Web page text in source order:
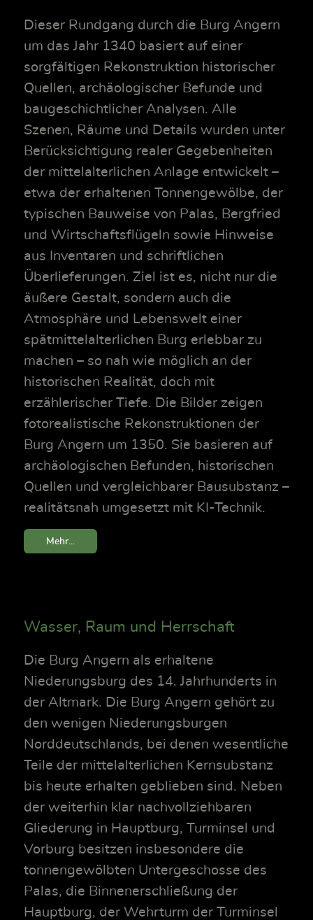
Dieser Rundgang durch die Burg Angern
um das Jahr 1340 basiert auf einer
sorgfältigen Rekonstruktion historischer
Quellen, archäologischer Befunde und
baugeschichtlicher Analysen. Alle
Szenen, Räume und Details wurden unter
Berücksichtigung realer Gegebenheiten
der mittelalterlichen Anlage entwickelt –
etwa der erhaltenen Tonnengewölbe, der
typischen Bauweise von Palas, Bergfried
und Wirtschaftsflügeln sowie Hinweise
aus Inventaren und schriftlichen
Überlieferungen. Ziel ist es, nicht nur die
äußere Gestalt, sondern auch die
Atmosphäre und Lebenswelt einer
spätmittelalterlichen Burg erlebbar zu
machen – so nah wie möglich an der
historischen Realität, doch mit
erzählerischer Tiefe. Die Bilder zeigen
fotorealistische Rekonstruktionen der
Burg Angern um 1350. Sie basieren auf
archäologischen Befunden, historischen
Quellen und vergleichbarer Bausubstanz –
realitätsnah umgesetzt mit KI-Technik.
Mehr...
Wasser, Raum und Herrschaft
Die Burg Angern als erhaltene
Niederungsburg des 14. Jahrhunderts in
der Altmark. Die Burg Angern gehört zu
den wenigen Niederungsburgen
Norddeutschlands, bei denen wesentliche
Teile der mittelalterlichen Kernsubstanz
bis heute erhalten geblieben sind. Neben
der weiterhin klar nachvollziehbaren
Gliederung in Hauptburg, Turminsel und
Vorburg besitzen insbesondere die
tonnengewölbten Untergeschosse des
Palas, die Binnenerschließung der
Hauptburg, der Wehrturm der Turminsel